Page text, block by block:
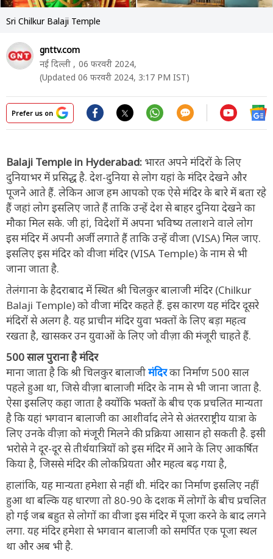
Sri Chilkur Balaji Temple
gnttv.com
नई दिल्ली , 06 फरवरी 2024,
(Updated 06 फरवरी 2024, 3:17 PM IST)
Prefer us on
Balaji Temple in Hyderabad: भारत अपने मंदिरों के लिए
दुनियाभर में प्रसिद्ध है. देश-दुनिया से लोग यहां के मंदिर देखने और
पूजने आते हैं. लेकिन आज हम आपको एक ऐसे मंदिर के बारे में बता रहे
हैं जहां लोग इसलिए जाते हैं ताकि उन्हें देश से बाहर दुनिया देखने का
मौका मिल सके. जी हां, विदेशों में अपना भविष्य तलाशने वाले लोग
इस मंदिर में अपनी अर्जी लगाते हैं ताकि उन्हें वीजा (VISA) मिल जाए.
इसलिए इस मंदिर को वीजा मंदिर (VISA Temple) के नाम से भी
जाना जाता है.
तेलंगाना के हैदराबाद में स्थित श्री चिलकुर बालाजी मंदिर (Chilkur
Balaji Temple) को वीजा मंदिर कहते हैं. इस कारण यह मंदिर दूसरे
मंदिरों से अलग है. यह प्राचीन मंदिर युवा भक्तों के लिए बड़ा महत्व
रखता है, खासकर उन युवाओं के लिए जो वीज़ा की मंजूरी चाहते हैं.
500 साल पुराना है मंदिर
माना जाता है कि श्री चिलकुर बालाजीमंदिरका निर्माण 500 साल
पहले हुआ था, जिसे वीज़ा बालाजी मंदिर के नाम से भी जाना जाता है.
ऐसा इसलिए कहा जाता है क्योंकि भक्तों के बीच एक प्रचलित मान्यता
है कि यहां भगवान बालाजी का आशीर्वाद लेने से अंतरराष्ट्रीय यात्रा के
लिए उनके वीज़ा को मंजूरी मिलने की प्रक्रिया आसान हो सकती है. इसी
भरोसे ने दूर-दूर से तीर्थयात्रियों को इस मंदिर में आने के लिए आकर्षित
किया है, जिससे मंदिर की लोकप्रियता और महत्व बढ़ गया है,
हालांकि, यह मान्यता हमेशा से नहीं थी. मंदिर का निर्माण इसलिए नहीं
हुआ था बल्कि यह धारणा तो 80-90 के दशक में लोगों के बीच प्रचलित
हो गई जब बहुत से लोगों का वीजा इस मंदिर में पूजा करने के बाद लगने
लगा. यह मंदिर हमेशा से भगवान बालाजी को समर्पित एक पूजा स्थल
था और अब भी है.